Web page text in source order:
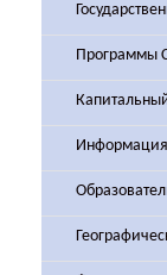
Программы